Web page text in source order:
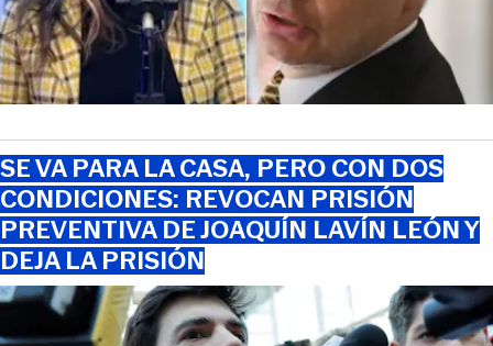
SE VA PARA LA CASA, PERO CON DOS
CONDICIONES: REVOCAN PRISIÓN
PREVENTIVA DE JOAQUÍN LAVÍN LEÓN Y
DEJA LA PRISIÓN